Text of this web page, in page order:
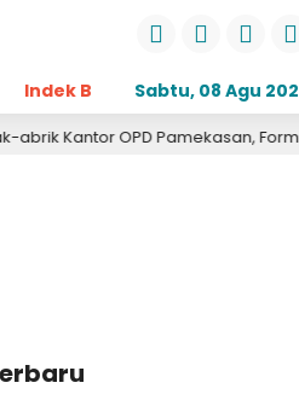
Indek Berita Opini
Sabtu, 08 Agu
OPD Pamekasan, Formaasi